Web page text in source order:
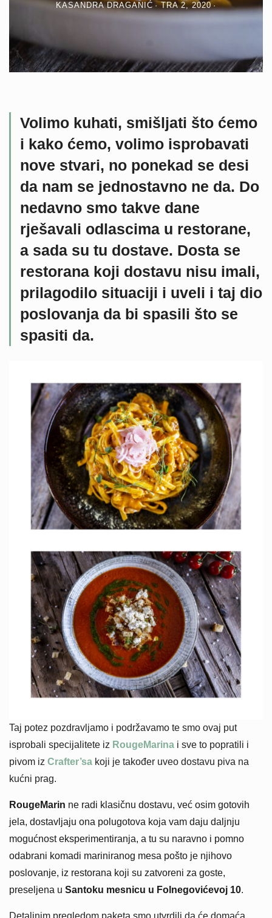
KASANDRA DRAGANIĆ TRA 2, 2020
Volimo kuhati, smišljati što ćemo
i kako ćemo, volimo isprobavati
nove stvari, no ponekad se desi
da nam se jednostavno ne da. Do
nedavno smo takve dane
rješavali odlascima u restorane,
a sada su tu dostave. Dosta se
restorana koji dostavu nisu imali,
prilagodilo situaciji i uveli i taj dio
poslovanja da bi spasili što se
spasiti da.
Taj potez pozdravljamo i podržavamo te smo ovaj put
isprobali specijalitete iz RougeMarina i sve to popratili i
pivom iz Crafter’sa koji je također uveo dostavu piva na
kućni prag.
RougeMarin ne radi klasičnu dostavu, već osim gotovih
jela, dostavljaju ona polugotova koja vam daju daljnju
mogućnost eksperimentiranja, a tu su naravno i pomno
odabrani komadi mariniranog mesa pošto je njihovo
poslovanje, iz restorana koji su zatvoreni za goste,
preseljena u Santoku mesnicu u Folnegovićevoj 10.